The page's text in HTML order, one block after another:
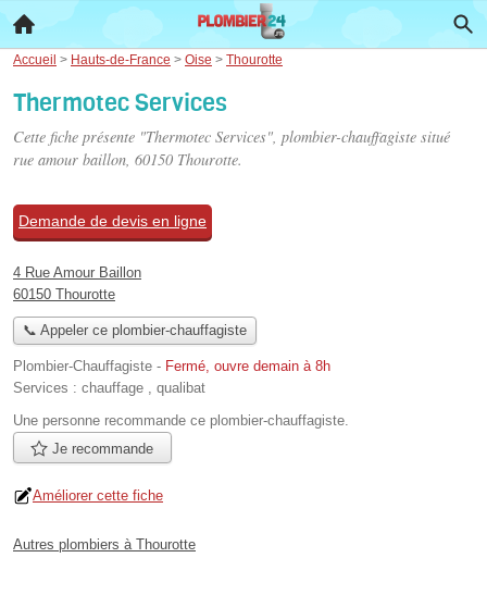
Accueil > Hauts-de-France > Oise > Thourotte
Thermotec Services
Cette fiche présente "Thermotec Services", plombier-chauffagiste situé
rue amour baillon, 60150 Thourotte.
Demande de devis en ligne
4 Rue Amour Baillon
60150 Thourotte
📞 Appeler ce plombier-chauffagiste
Plombier-Chauffagiste - Fermé, ouvre demain à 8h
Services : chauffage , qualibat
Une personne recommande ce plombier-chauffagiste.
Je recommande
Améliorer cette fiche
Autres plombiers à Thourotte